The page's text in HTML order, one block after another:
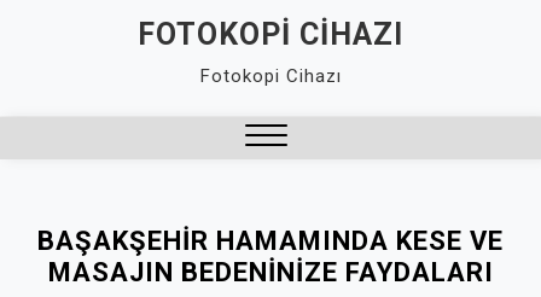
FOTOKOPI CIHAZI
Fotokopi Cihazı
BAŞAKŞEHIR HAMAMINDA KESE VE
MASAJIN BEDENINIZE FAYDALARI